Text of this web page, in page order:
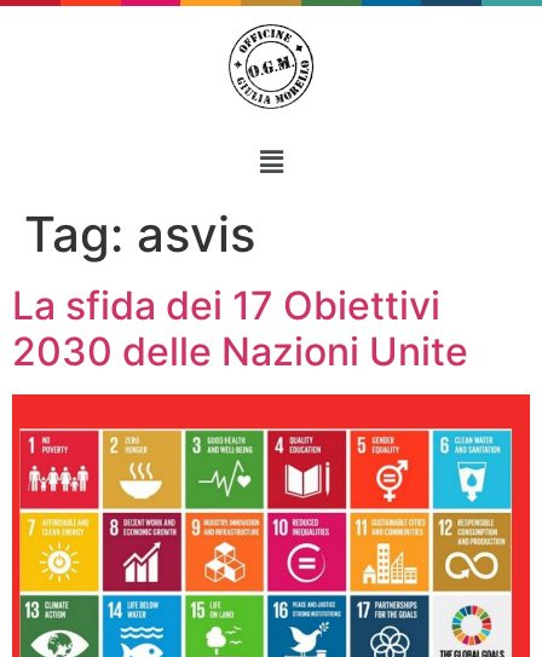
Tag: asvis
La sfida dei 17 Obiettivi
2030 delle Nazioni Unite